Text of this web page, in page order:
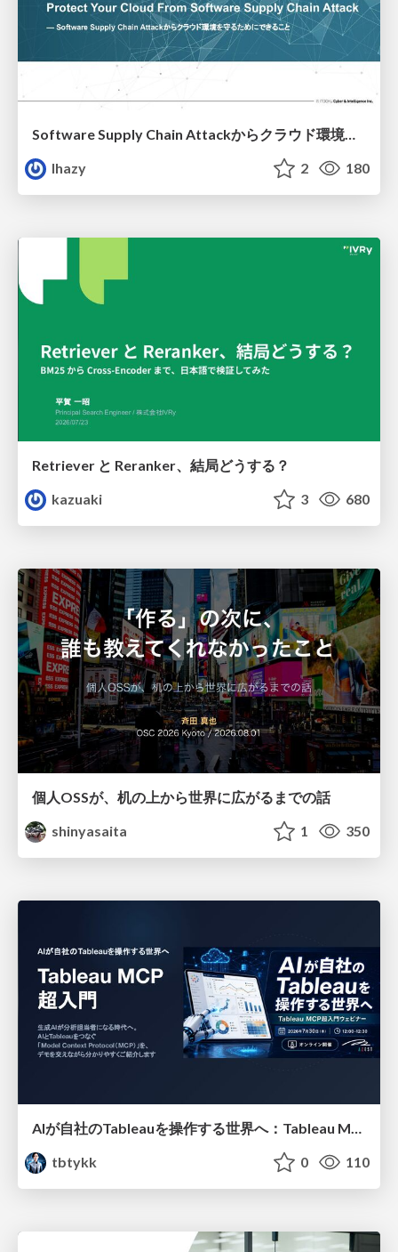
Software Supply Chain Attackからクラウド環境を守るためにできること
lhazy
2 180
Retriever と Reranker、結局どうする？
kazuaki
3 680
個人OSSが、机の上から世界に広がるまでの話
shinyasaita
1 350
AIが自社のTableauを操作する世界へ：Tableau MCP超入門
tbtykk
0 110